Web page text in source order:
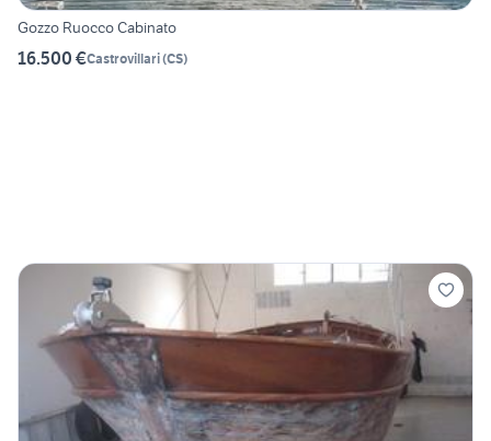
Gozzo Ruocco Cabinato
16.500 €Castrovillari(CS)